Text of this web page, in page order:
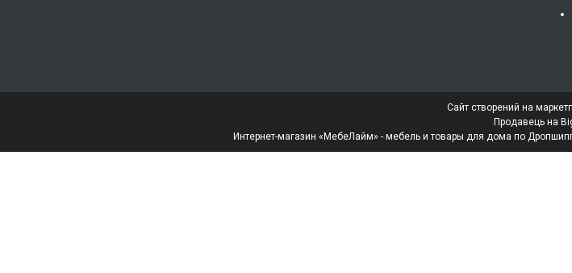
Сайт створений на
Продавець на